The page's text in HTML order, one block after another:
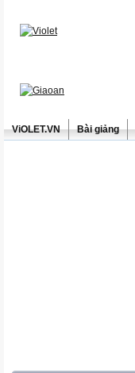
ViOLET.VN Bài giảng